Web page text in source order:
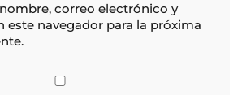
correo electrónico y
este navegador para la próxima